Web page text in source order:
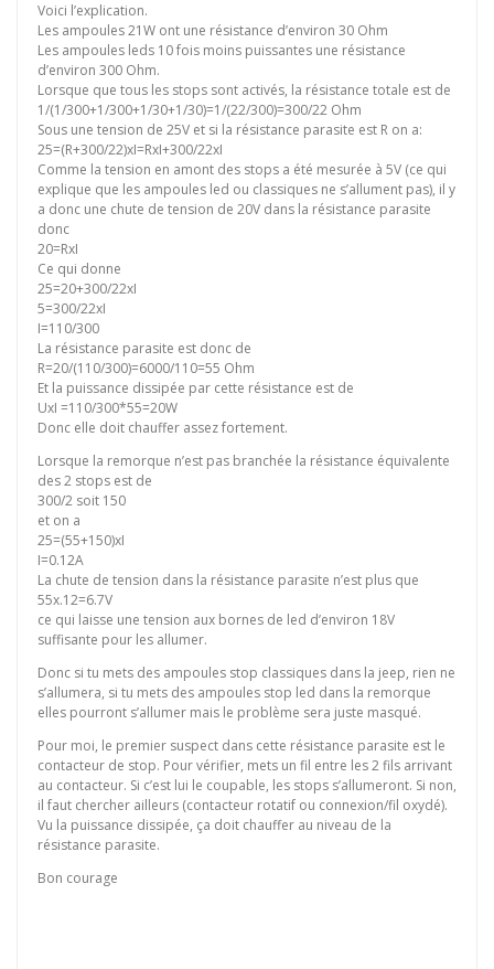
Voici l’explication.
Les ampoules 21W ont une résistance d’environ 30 Ohm
Les ampoules leds 10 fois moins puissantes une résistance
d’environ 300 Ohm.
Lorsque que tous les stops sont activés, la résistance totale est de
1/(1/300+1/300+1/30+1/30)=1/(22/300)=300/22 Ohm
Sous une tension de 25V et si la résistance parasite est R on a:
25=(R+300/22)xI=RxI+300/22xI
Comme la tension en amont des stops a été mesurée à 5V (ce qui
explique que les ampoules led ou classiques ne s’allument pas), il y
a donc une chute de tension de 20V dans la résistance parasite
donc
20=RxI
Ce qui donne
25=20+300/22xI
5=300/22xI
I=110/300
La résistance parasite est donc de
R=20/(110/300)=6000/110=55 Ohm
Et la puissance dissipée par cette résistance est de
UxI =110/300*55=20W
Donc elle doit chauffer assez fortement.
Lorsque la remorque n’est pas branchée la résistance équivalente
des 2 stops est de
300/2 soit 150
et on a
25=(55+150)xI
I=0.12A
La chute de tension dans la résistance parasite n’est plus que
55x.12=6.7V
ce qui laisse une tension aux bornes de led d’environ 18V
suffisante pour les allumer.
Donc si tu mets des ampoules stop classiques dans la jeep, rien ne
s’allumera, si tu mets des ampoules stop led dans la remorque
elles pourront s’allumer mais le problème sera juste masqué.
Pour moi, le premier suspect dans cette résistance parasite est le
contacteur de stop. Pour vérifier, mets un fil entre les 2 fils arrivant
au contacteur. Si c’est lui le coupable, les stops s’allumeront. Si non,
il faut chercher ailleurs (contacteur rotatif ou connexion/fil oxydé).
Vu la puissance dissipée, ça doit chauffer au niveau de la
résistance parasite.
Bon courage